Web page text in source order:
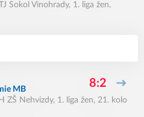
TJ Sokol Vinohrady, 1. liga žen,
MB
8:2
ZŠ Nehvizdy, 1. liga žen, 21. kolo